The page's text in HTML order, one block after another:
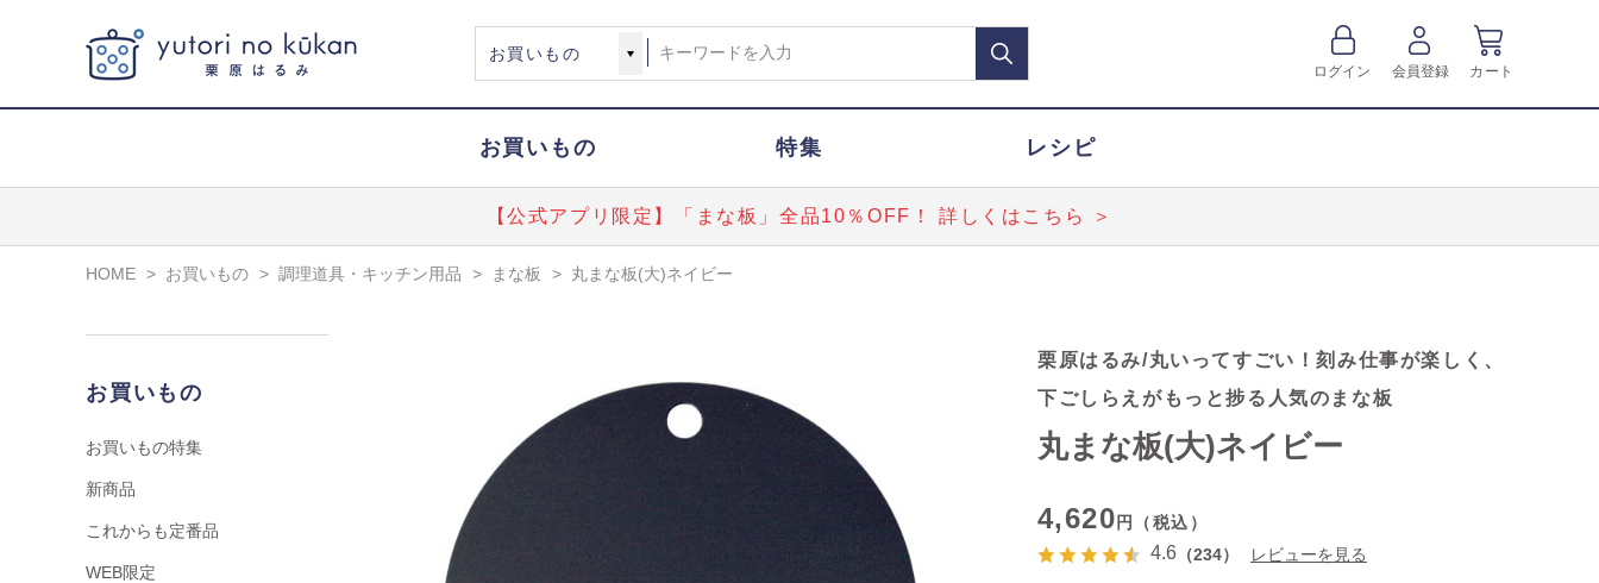
ログイン 会員登録 カート
お買いもの 特集 レシピ
【公式アプリ限定】「まな板」全品10％OFF！ 詳しくはこちら ＞
HOME > お買いもの > 調理道具・キッチン用品 > まな板 > 丸まな板(大)ネイビー
お買いもの
お買いもの特集
新商品
これからも定番品
WEB限定
栗原はるみ/丸いってすごい！刻み仕事が楽しく、
下ごしらえがもっと捗る人気のまな板
丸まな板(大)ネイビー
4,620円（税込）
4.6 （234） レビューを見る